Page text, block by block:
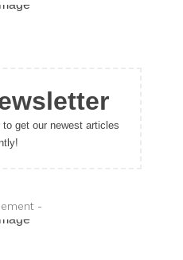
get our newest articles
-